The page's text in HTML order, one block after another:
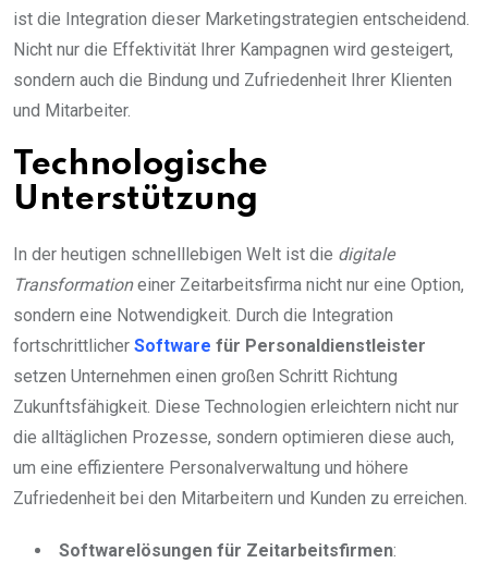
ist die Integration dieser Marketingstrategien entscheidend.
Nicht nur die Effektivität Ihrer Kampagnen wird gesteigert,
sondern auch die Bindung und Zufriedenheit Ihrer Klienten
und Mitarbeiter.
Technologische
Unterstützung
In der heutigen schnelllebigen Welt ist die digitale
Transformationeiner Zeitarbeitsfirma nicht nur eine Option,
sondern eine Notwendigkeit. Durch die Integration
fortschrittlicher Software für Personaldienstleister
setzen Unternehmen einen großen Schritt Richtung
Zukunftsfähigkeit. Diese Technologien erleichtern nicht nur
die alltäglichen Prozesse, sondern optimieren diese auch,
um eine effizientere Personalverwaltung und höhere
Zufriedenheit bei den Mitarbeitern und Kunden zu erreichen.
Softwarelösungen für Zeitarbeitsfirmen: